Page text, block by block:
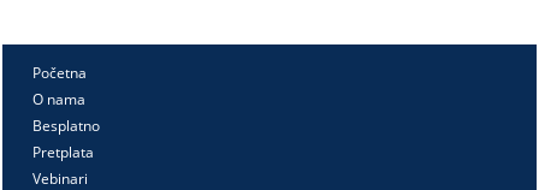
Početna
O nama
Besplatno
Pretplata
Vebinari